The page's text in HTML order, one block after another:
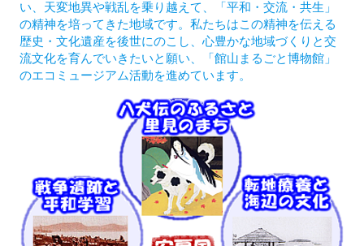
い、天変地異や戦乱を乗り越えて、「平和・交流・共生」
の精神を培ってきた地域です。私たちはこの精神を伝える
歴史・文化遺産を後世にのこし、心豊かな地域づくりと交
流文化を育んでいきたいと願い、「館山まるごと博物館」
のエコミュージアム活動を進めています。